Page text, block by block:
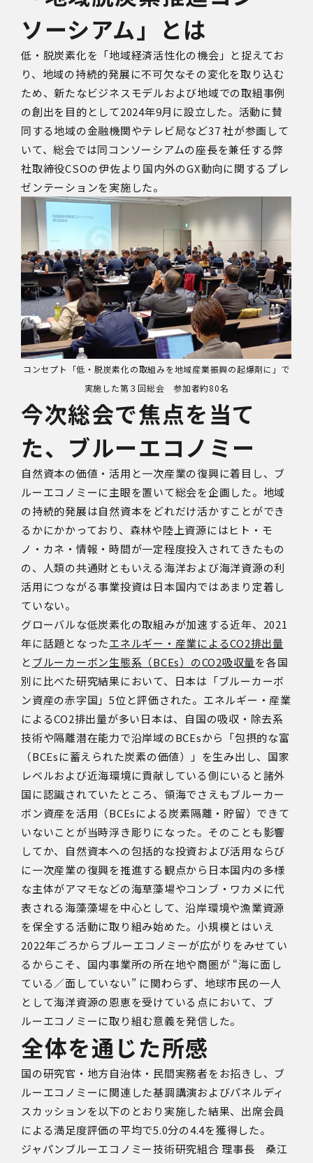
ソーシアム」とは
低・脱炭素化を「地域経済活性化の機会」と捉えてお
り、地域の持続的発展に不可欠なその変化を取り込む
ため、新たなビジネスモデルおよび地域での取組事例
の創出を目的として2024年9月に設立した。活動に賛
同する地域の金融機関やテレビ局など37 社が参画して
いて、総会では同コンソーシアムの座長を兼任する弊
社取締役CSOの伊佐より国内外のGX動向に関するプレ
ゼンテーションを実施した。
コンセプト「低・脱炭素化の取組みを地域産業振興の起爆剤に」で
実施した第３回総会 参加者約80名
今次総会で焦点を当て
た、ブルーエコノミー
自然資本の価値・活用と一次産業の復興に着目し、ブ
ルーエコノミーに主眼を置いて総会を企画した。地域
の持続的発展は自然資本をどれだけ活かすことができ
るかにかかっており、森林や陸上資源にはヒト・モ
ノ・カネ・情報・時間が一定程度投入されてきたもの
の、人類の共通財ともいえる海洋および海洋資源の利
活用につながる事業投資は日本国内ではあまり定着し
ていない。
グローバルな低炭素化の取組みが加速する近年、2021
年に話題となったエネルギー・産業によるCO2排出量
と ブルーカーボン生態系（BCEs）のCO2吸収量を各国
別に比べた研究結果において、日本は「ブルーカーボ
ン資産の赤字国」5位と評価された。エネルギー・産業
によるCO2排出量が多い日本は、自国の吸収・除去系
技術や隔離潜在能力で沿岸域のBCEsから「包摂的な富
（BCEsに蓄えられた炭素の価値）」を生み出し、国家
レベルおよび近海環境に貢献している側にいると諸外
国に認識されていたところ、領海でさえもブルーカー
ボン資産を活用（BCEsによる炭素隔離・貯留）できて
いないことが当時浮き彫りになった。そのことも影響
してか、自然資本への包括的な投資および活用ならび
に一次産業の復興を推進する観点から日本国内の多様
な主体がアマモなどの海草藻場やコンブ・ワカメに代
表される海藻藻場を中心として、沿岸環境や漁業資源
を保全する活動に取り組み始めた。小規模とはいえ
2022年ごろからブルーエコノミーが広がりをみせてい
るからこそ、国内事業所の所在地や商圏が “海に面し
ている／面していない” に関わらず、地球市民の一人
として海洋資源の恩恵を受けている点において、ブ
ルーエコノミーに取り組む意義を発信した。
全体を通じた所感
国の研究官・地方自治体・民間実務者をお招きし、ブ
ルーエコノミーに関連した基調講演およびパネルディ
スカッションを以下のとおり実施した結果、出席会員
による満足度評価の平均で5.0分の4.4を獲得した。
ジャパンブルーエコノミー技術研究組合 理事長 桑江